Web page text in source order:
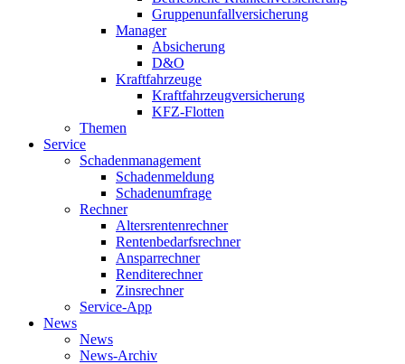
Gruppenunfallversicherung
Manager
Absicherung
D&O
Kraftfahrzeuge
Kraftfahrzeugversicherung
KFZ-Flotten
Themen
Service
Schadenmanagement
Schadenmeldung
Schadenumfrage
Rechner
Altersrentenrechner
Rentenbedarfsrechner
Ansparrechner
Renditerechner
Zinsrechner
Service-App
News
News
News-Archiv